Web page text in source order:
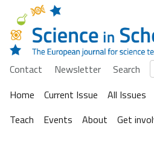
Contact Newsletter
Search
Home
Current Issue All Issues
Teach
Events About Get